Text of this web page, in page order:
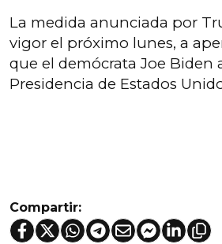
La medida anunciada por
vigor el próximo lunes, a
que el demócrata Joe Biden
Presidencia de Estados
Compartir: